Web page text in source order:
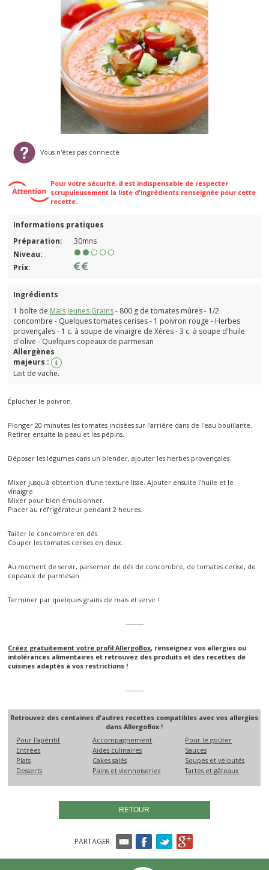
Vous n'êtes pas connecté
Pour votre sécurité, il est indispensable de respecter
scrupuleusement la liste d'ingrédients renseignée pour cette
recette.
Informations pratiques
Préparation:
30mns
Niveau:
Prix:
Ingrédients
1 boîte de Maïs Jeunes Grains- 800 g de tomates mûres - 1/2
concombre - Quelques tomates cerises - 1 poivron rouge - Herbes
provençales - 1 c. à soupe de vinaigre de Xéres - 3 c. à soupe d'huile
d'olive - Quelques copeaux de parmesan
Allergènes
majeurs :
Lait de vache.
Éplucher le poivron.
Plonger 20 minutes les tomates incisées sur l'arrière dans de l'eau bouillante.
Retirer ensuite la peau et les pépins.
Déposer les légumes dans un blender, ajouter les herbes provençales.
Mixer jusqu'à obtention d'une texture lisse. Ajouter ensuite l'huile et le
vinaigre.
Mixer pour bien émulsionner.
Placer au réfrigérateur pendant 2 heures.
Tailler le concombre en dés.
Couper les tomates cerises en deux.
Au moment de servir, parsemer de dés de concombre, de tomates cerise, de
copeaux de parmesan.
Terminer par quelques grains de maïs et servir !
----------
Créez gratuitement votre profil AllergoBox, renseignez vos allergies ou
intolérances alimentaires et retrouvez des produits et des recettes de
cuisines adaptés à vos restrictions !
----------
Retrouvez des centaines d'autres recettes compatibles avec vos allergies
dans AllergoBox !
Pour l'apéritif
Accompagnement
Pour le goûter
Entrées
Aides culinaires
Sauces
Plats
Cakes salés
Soupes et veloutés
Desserts
Pains et viennoiseries Tartes et gâteaux
RETOUR
PARTAGER